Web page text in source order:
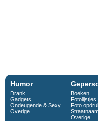
Humor
Drank
Gadgets
Ondeugende & Sexy
Overige
Boeken
Fotolijstjes
Foto
Overige